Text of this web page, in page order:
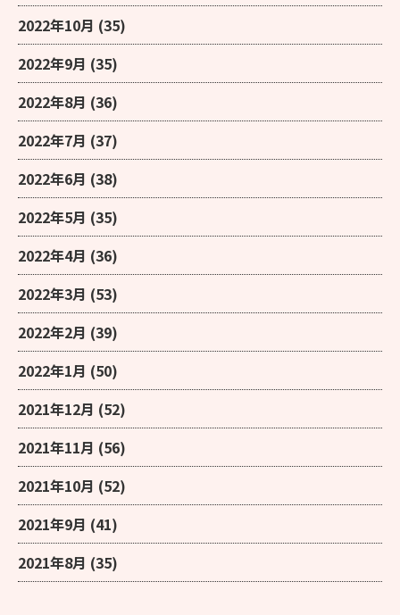
2022年10月 (35)
2022年9月 (35)
2022年8月 (36)
2022年7月 (37)
2022年6月 (38)
2022年5月 (35)
2022年4月 (36)
2022年3月 (53)
2022年2月 (39)
2022年1月 (50)
2021年12月 (52)
2021年11月 (56)
2021年10月 (52)
2021年9月 (41)
2021年8月 (35)